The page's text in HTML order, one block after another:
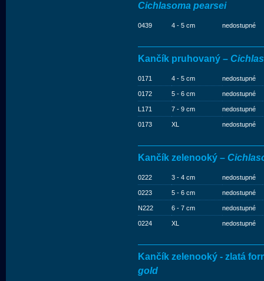
Cichlasoma pearsei
0439 4 - 5 cm nedostupné
Kančík pruhovaný –
0171 4 - 5 cm nedostupné
0172 5 - 6 cm nedostupné
L171 7 - 9 cm nedostupné
0173 XL nedostupné
Kančík zelenooký –
0222 3 - 4 cm nedostupné
0223 5 - 6 cm nedostupné
N222 6 - 7 cm nedostupné
0224 XL nedostupné
Kančík zelenooký - zlatá
gold